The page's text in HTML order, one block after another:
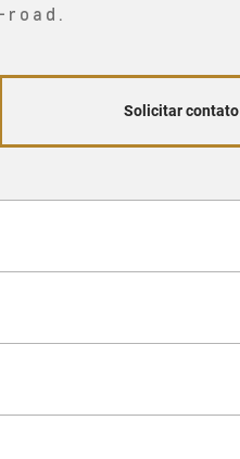
Solicitar contato
aventuras